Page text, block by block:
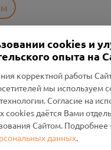
соглашение
cookies и
опыта на
корректной работы
мы используем
Согласие на
cookies даётся Вами
Сайтом. Подробнее
данных.